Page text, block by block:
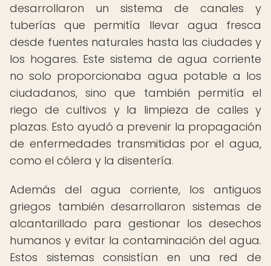
desarrollaron un sistema de canales y
tuberías que permitía llevar agua fresca
desde fuentes naturales hasta las ciudades y
los hogares. Este sistema de agua corriente
no solo proporcionaba agua potable a los
ciudadanos, sino que también permitía el
riego de cultivos y la limpieza de calles y
plazas. Esto ayudó a prevenir la propagación
de enfermedades transmitidas por el agua,
como el cólera y la disentería.
Además del agua corriente, los antiguos
griegos también desarrollaron sistemas de
alcantarillado para gestionar los desechos
humanos y evitar la contaminación del agua.
Estos sistemas consistían en una red de